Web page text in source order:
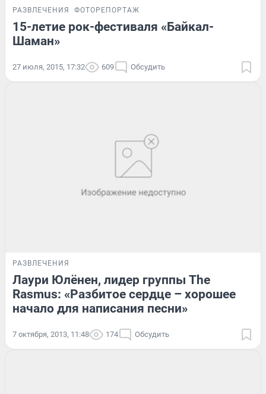
РАЗВЛЕЧЕНИЯ ФОТОРЕПОРТАЖ
15-летие рок-фестиваля «Байкал-
Шаман»
27 июля, 2015, 17:32 609 Обсудить
РАЗВЛЕЧЕНИЯ
Лаури Юлёнен, лидер группы The
Rasmus: «Разбитое сердце – хорошее
начало для написания песни»
7 октября, 2013, 11:48 174 Обсудить